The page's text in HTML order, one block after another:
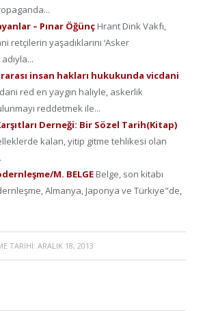
– Pınar Öğünç Hrant Dink Vakfı,
retçilerin yaşadıklarını ‘Asker
insan hakları hukukunda vicdani
red en yaygın haliyle, askerlik
reddetmek ile...
Derneği: Bir Sözel Tarih(Kitap)
kalan, yitip gitme tehlikesi olan
M. BELGE Belge, son kitabı
Almanya, Japonya ve Türkiye"de,
TARIHI: ARALIK 18, 2013